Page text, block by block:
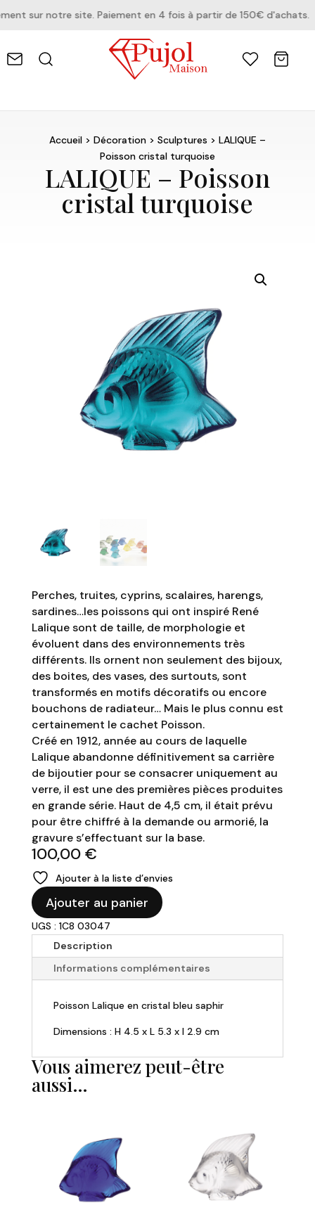
sur notre site. Paiement en 4 fois à partir de 150€ d'achats.
Accueil> Décoration> Sculptures > LALIQUE –
Poisson cristal turquoise
LALIQUE – Poisson
cristal turquoise
Perches, truites, cyprins, scalaires, harengs,
sardines…les poissons qui ont inspiré René
Lalique sont de taille, de morphologie et
évoluent dans des environnements très
différents. Ils ornent non seulement des bijoux,
des boites, des vases, des surtouts, sont
transformés en motifs décoratifs ou encore
bouchons de radiateur… Mais le plus connu est
certainement le cachet Poisson.
Créé en 1912, année au cours de laquelle
Lalique abandonne définitivement sa carrière
de bijoutier pour se consacrer uniquement au
verre, il est une des premières pièces produites
en grande série. Haut de 4,5 cm, il était prévu
pour être chiffré à la demande ou armorié, la
gravure s’effectuant sur la base.
100,00 €
Ajouter à la liste d’envies
quantité
de
LALIQUE
Poisson
cristal
Ajouter au panier
UGS : 1C8 03047
Description
Informations complémentaires
Poisson Lalique en cristal bleu saphir
Dimensions : H 4.5 x L 5.3 x l 2.9 cm
Vous aimerez peut-être
aussi…